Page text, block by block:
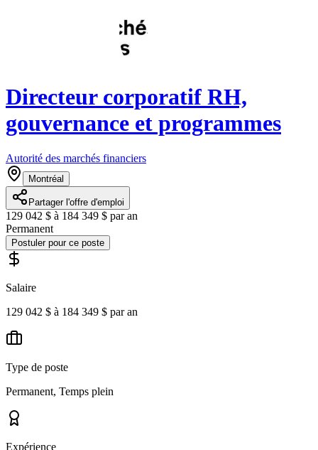
Directeur corporatif RH,
gouvernance et programmes
Autorité des marchés financiers
Montréal
Partager l'offre d'emploi
129 042 $ à 184 349 $ par an
Permanent
Postuler pour ce poste
Salaire
129 042 $ à 184 349 $ par an
Type de poste
Permanent, Temps plein
Expérience